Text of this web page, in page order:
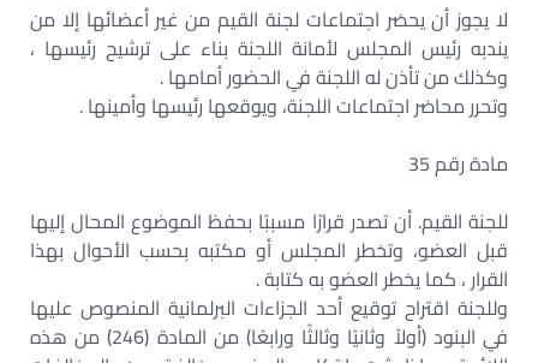
لا يجوز أن يحضر اجتماعات لجنة القيم من غير أعضائها إلا من
يندبه رئيس المجلس لأمانة اللجنة بناء على ترشيح رئيسها ،
وكذلك من تأذن له اللجنة في الحضور أمامها .
وتحرر محاضر اجتماعات اللجنة، ويوقعها رئيسها وأمينها .
مادة رقم 35
للجنة القيم. أن تصدر قرارًا مسببًا بحفظ الموضوع المحال إليها
قبل العضو، وتخطر المجلس أو مكتبه بحسب الأحوال بهذا
القرار ، كما يخطر العضو به كتابة .
وللجنة اقتراح توقيع أحد الجزاءات البرلمانية المنصوص عليها
في البنود (أولاً وثانيًا وثالثًا ورابعًا) من المادة (246) من هذه